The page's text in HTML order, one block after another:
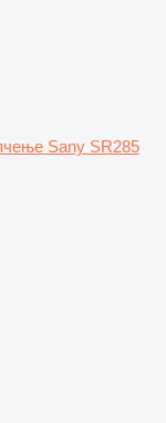
Sany SR285